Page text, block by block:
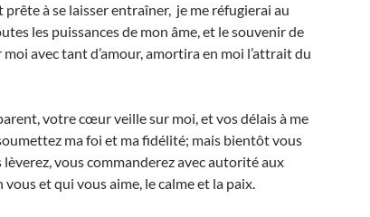
prête à se laisser entraîner, je me réfugierai au
les puissances de mon âme, et le souvenir de
avec tant d’amour, amortira en moi l’attrait du
votre cœur veille sur moi, et vos délais à me
ma foi et ma fidélité; mais bientôt vous
vous commanderez avec autorité aux
et qui vous aime, le calme et la paix.